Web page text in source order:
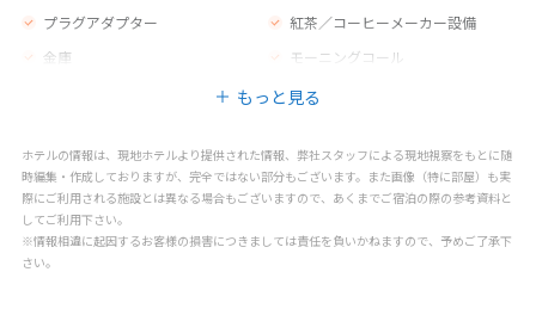
プラグアダプター
紅茶／コーヒーメーカー設備
金庫
モーニングコール
もっと見る
ホテルの情報は、現地ホテルより提供された情報、弊社スタッフによる現地視察をもとに随
時編集・作成しておりますが、完全ではない部分もございます。また画像（特に部屋）も実
際にご利用される施設とは異なる場合もございますので、あくまでご宿泊の際の参考資料と
してご利用下さい。
※情報相違に起因するお客様の損害につきましては責任を負いかねますので、予めご了承下
さい。